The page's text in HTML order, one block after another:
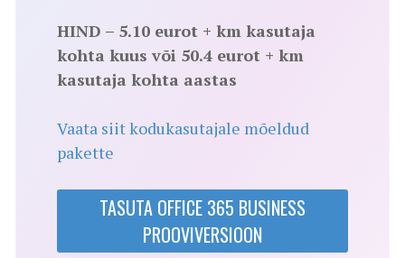
HIND – 5.10 eurot + km kasutaja
kohta kuus või 50.4 eurot + km
kasutaja kohta aastas
Vaata siit kodukasutajale mõeldud
pakette
TASUTA OFFICE 365 BUSINESS
PROOVIVERSIOON